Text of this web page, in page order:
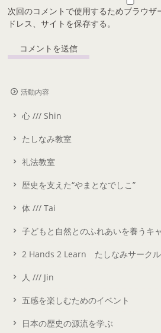
次回のコメントで使用するためブラウザ
ドレス、サイトを保存する。
活動内容
心 /// Shin
たしなみ教室
礼法教室
歴史を支えた“やまとなでしこ”
体 /// Tai
子どもと自然とのふれあいを養うキ
2 Hands 2 Learn たしなみサークル
人 /// Jin
五感を楽しむためのイベント
日本の歴史の源流を学ぶ